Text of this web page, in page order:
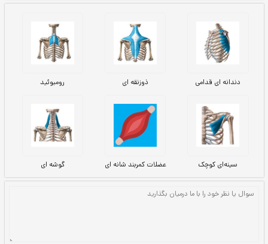
استحکام و محافظت از پیوندگاه (مفصل)
سپری چنبری (SC Joint) - پایین آوردن
استخوان چنبر (ترقوه) و کمربند شانه